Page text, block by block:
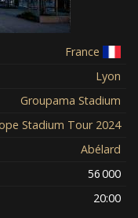
France
Lyon
Groupama Stadium
Stadium Tour 2024
Abélard
56 000
20:00